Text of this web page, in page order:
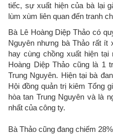
tiếc, sự xuất hiện của bà lại
lùm xùm liên quan đến tranh
Bà Lê Hoàng Diệp Thảo có
Nguyên nhưng bà Thảo rất ít
hay cùng chồng xuất hiện
Hoàng Diệp Thảo cũng là 1
Trung Nguyên. Hiện tại bà
Hội đồng quản trị kiêm Tổng
hòa tan Trung Nguyên và là
nhất của công ty.
Bà Thảo cũng đang chiếm